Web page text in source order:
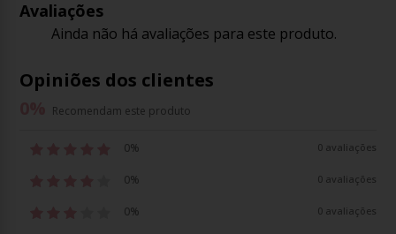
Avaliações
Ainda não há avaliações para este produto.
Opiniões dos clientes
Recomendam este produto
0% 0 avaliações
0% 0 avaliações
0% 0 avaliações